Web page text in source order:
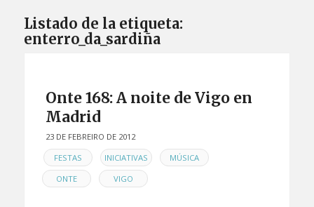
Listado de la etiqueta:
enterro_da_sardiña
Onte 168: A noite de Vigo en
Madrid
23 DE FEBREIRO DE 2012
EN
FESTAS , INICIATIVAS , MÚSICA ,
ONTE , VIGO